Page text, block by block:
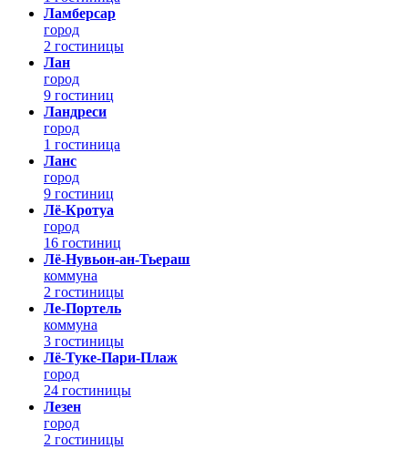
Ламберсар
город
2 гостиницы
Лан
город
9 гостиниц
Ландреси
город
1 гостиница
Ланс
город
9 гостиниц
Лё-Кротуа
город
16 гостиниц
Лё-Нувьон-ан-Тьераш
коммуна
2 гостиницы
Ле-Портель
коммуна
3 гостиницы
Лё-Туке-Пари-Плаж
город
24 гостиницы
Лезен
город
2 гостиницы